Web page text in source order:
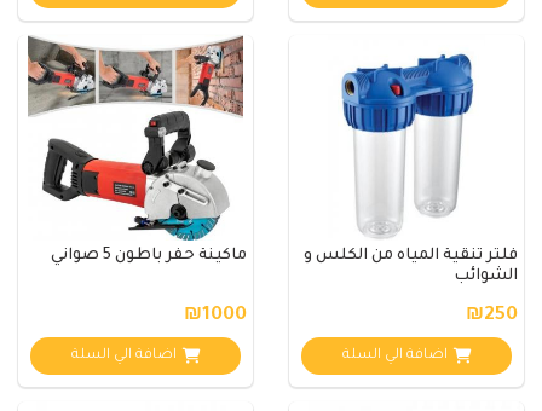
فلتر تنقية المياه من الكلس و
الشوائب
₪250
اضافة الي السلة
ماكينة حفر باطون 5 صواني
₪1000
اضافة الي السلة